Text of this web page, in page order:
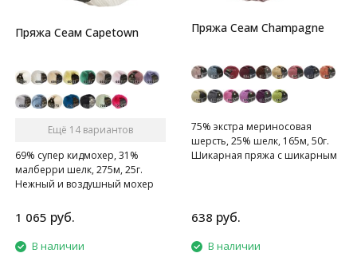
Пряжа Сеам Capetown
Ещё 14 вариантов
69% супер кидмохер, 31%
малберри шелк, 275м, 25г.
Нежный и воздушный мохер
1 065 руб.
В наличии
Пряжа Сеам Champagne
75% экстра мериносовая
шерсть, 25% шелк, 165м, 50г.
Шикарная пряжа с шикарным
сочетании с натуральным
шелком!
638 руб.
В наличии